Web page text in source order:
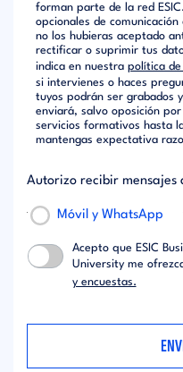
forman parte de la red
opcionales de
no los hubieras aceptado
rectificar o suprimir tus
indica en nuestra política
si intervienes o haces
tuyos podrán ser grabados
enviará, salvo oposición
servicios formativos hasta
mantengas expectativa
Autorizo recibir mensajes
Móvil y WhatsApp
Acepto que ESIC
University me
y encuestas.